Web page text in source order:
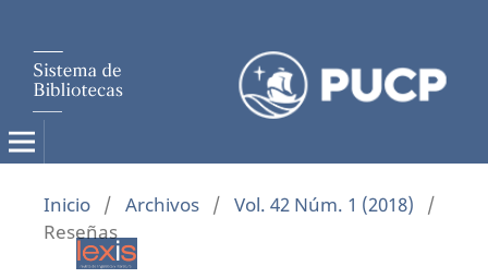
Inicio / Archivos / Vol. 42 Núm. 1 (2018)
/
Reseñas